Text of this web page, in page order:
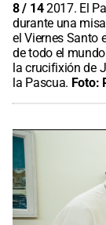
8/ 142017. El
durante una
el Viernes Santo
de todo el
la crucifixión de
la Pascua. Foto: